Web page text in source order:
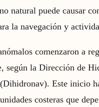
natural puede causar
la navegación y
comenzaron a
según la Dirección de
Este inicio
costeras que